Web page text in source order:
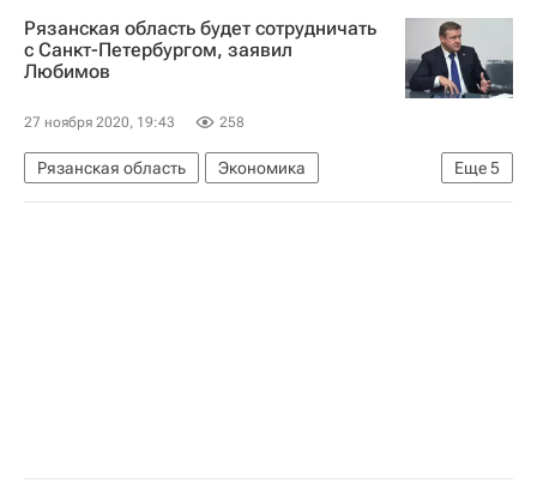
Военно-морские силы США
Рязанская область будет сотрудничать
с Санкт-Петербургом, заявил
Любимов
27 ноября 2020, 19:43 258
Еще5
Рязанская область
Экономика
Санкт-Петербург
Рязанская область